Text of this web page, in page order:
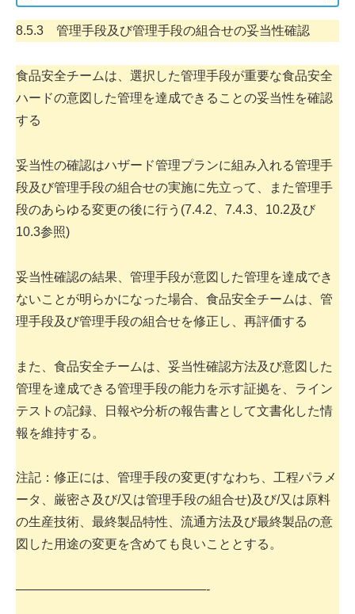
8.5.3 管理手段及び管理手段の組合せの妥当性確認
食品安全チームは、選択した管理手段が重要な食品安全
ハードの意図した管理を達成できることの妥当性を確認
する
妥当性の確認はハザード管理プランに組み入れる管理手
段及び管理手段の組合せの実施に先立って、また管理手
段のあらゆる変更の後に行う(7.4.2、7.4.3、10.2及び
10.3参照)
妥当性確認の結果、管理手段が意図した管理を達成でき
ないことが明らかになった場合、食品安全チームは、管
理手段及び管理手段の組合せを修正し、再評価する
また、食品安全チームは、妥当性確認方法及び意図した
管理を達成できる管理手段の能力を示す証拠を、ライン
テストの記録、日報や分析の報告書として文書化した情
報を維持する。
注記：修正には、管理手段の変更(すなわち、工程パラメ
ータ、厳密さ及び/又は管理手段の組合せ)及び/又は原料
の生産技術、最終製品特性、流通方法及び最終製品の意
図した用途の変更を含めても良いこととする。
———————————————-